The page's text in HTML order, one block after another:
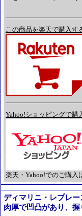
この商品を楽天で購入す
Yahoo!ショッピングで購
楽天・Yahoo!でのご購入
ディマリニ・レプレ
肉厚で凹凸があり、